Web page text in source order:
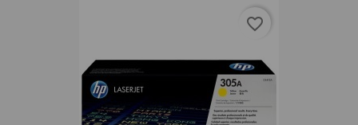
favorite_border